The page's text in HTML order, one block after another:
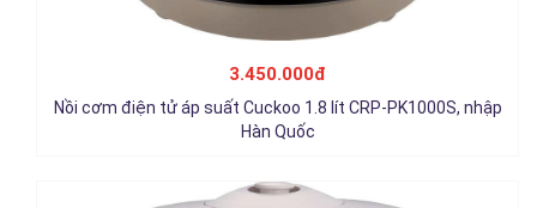
3.450.000đ
Nồi cơm điện tử áp suất Cuckoo 1.8 lít CRP-PK1000S, nhập
Hàn Quốc
Nồi cơm điện tử áp suất Cuckoo 1.8 lít CRP-PK1000S, nhập
Hàn Quốc
Chi tiết